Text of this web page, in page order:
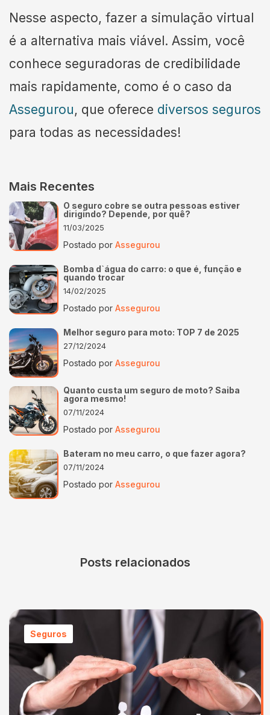
Nesse aspecto, fazer a simulação virtual
é a alternativa mais viável. Assim, você
conhece seguradoras de credibilidade
mais rapidamente, como é o caso da
Assegurou, que oferece diversos seguros
para todas as necessidades!
Mais Recentes
O seguro cobre se outra pessoas estiver
dirigindo? Depende, por quê?
11/03/2025
Postado por Assegurou
Bomba d`água do carro: o que é, função e
quando trocar
14/02/2025
Postado por Assegurou
Melhor seguro para moto: TOP 7 de 2025
27/12/2024
Postado por Assegurou
Quanto custa um seguro de moto? Saiba
agora mesmo!
07/11/2024
Postado por Assegurou
Bateram no meu carro, o que fazer agora?
07/11/2024
Postado por Assegurou
Posts relacionados
Seguros